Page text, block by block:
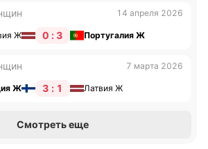
14 апреля 2026
Ж 0 : 3 Португалия Ж
7 марта 2026
Ж 3 : 1 Латвия Ж
Смотреть еще